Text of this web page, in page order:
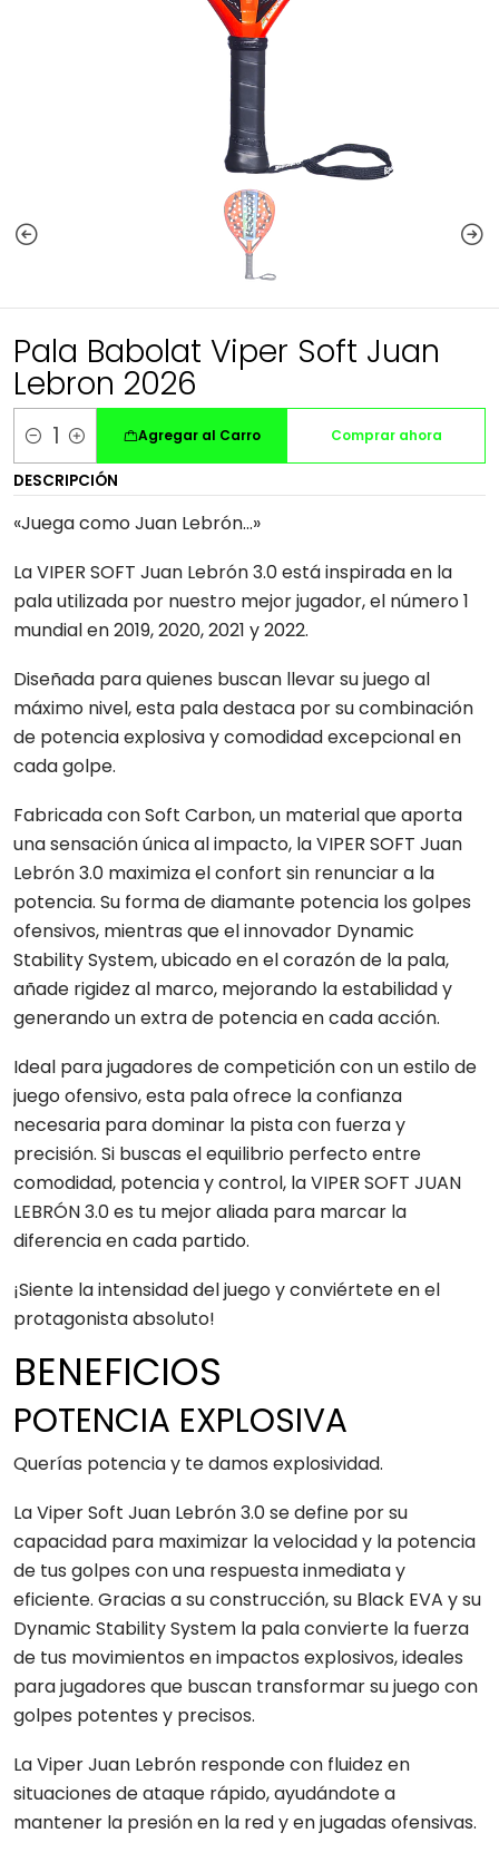
Pala Babolat Viper Soft Juan
Lebron 2026
Cantidad
Agregar al Carro Comprar ahora
DESCRIPCIÓN
«Juega como Juan Lebrón...»
La VIPER SOFT Juan Lebrón 3.0 está inspirada en la
pala utilizada por nuestro mejor jugador, el número 1
mundial en 2019, 2020, 2021 y 2022.
Diseñada para quienes buscan llevar su juego al
máximo nivel, esta pala destaca por su combinación
de potencia explosiva y comodidad excepcional en
cada golpe.
Fabricada con Soft Carbon, un material que aporta
una sensación única al impacto, la VIPER SOFT Juan
Lebrón 3.0 maximiza el confort sin renunciar a la
potencia. Su forma de diamante potencia los golpes
ofensivos, mientras que el innovador Dynamic
Stability System, ubicado en el corazón de la pala,
añade rigidez al marco, mejorando la estabilidad y
generando un extra de potencia en cada acción.
Ideal para jugadores de competición con un estilo de
juego ofensivo, esta pala ofrece la confianza
necesaria para dominar la pista con fuerza y
precisión. Si buscas el equilibrio perfecto entre
comodidad, potencia y control, la VIPER SOFT JUAN
LEBRÓN 3.0 es tu mejor aliada para marcar la
diferencia en cada partido.
¡Siente la intensidad del juego y conviértete en el
protagonista absoluto!
BENEFICIOS
POTENCIA EXPLOSIVA
Querías potencia y te damos explosividad.
La Viper Soft Juan Lebrón 3.0 se define por su
capacidad para maximizar la velocidad y la potencia
de tus golpes con una respuesta inmediata y
eficiente. Gracias a su construcción, su Black EVA y su
Dynamic Stability System la pala convierte la fuerza
de tus movimientos en impactos explosivos, ideales
para jugadores que buscan transformar su juego con
golpes potentes y precisos.
La Viper Juan Lebrón responde con fluidez en
situaciones de ataque rápido, ayudándote a
mantener la presión en la red y en jugadas ofensivas.